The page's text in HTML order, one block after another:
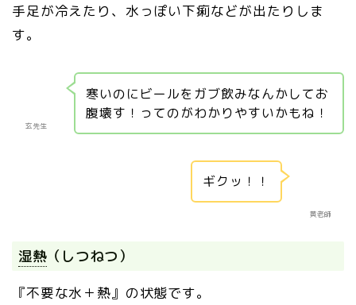
手足が冷えたり、水っぽい下痢などが出たりしま
す。
玄先生
寒いのにビールをガブ飲みなんかしてお
腹壊す！ってのがわかりやすいかもね！
黄老師
ギクッ！！
湿熱 （しつねつ）
『不要な水＋熱』の状態です。